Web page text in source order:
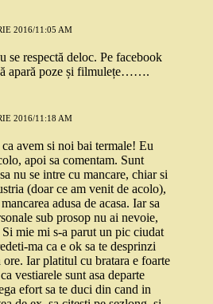
2016/11:05 AM
se respectă deloc. Pe facebook
apară poze și filmulețe…….
2016/11:18 AM
avem si noi bai termale! Eu
apoi sa comentam. Sunt
nu se intre cu mancare, chiar si
(doar ce am venit de acolo),
adusa de acasa. Iar sa
sub prosop nu ai nevoie,
mie mi s-a parut un pic ciudat
ma ca e ok sa te desprinzi
ore. Iar platitul cu bratara e foarte
vestiarele sunt asa departe
efort sa te duci din cand in